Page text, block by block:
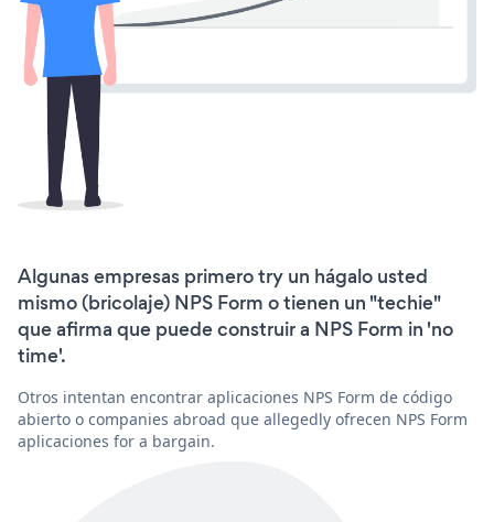
Algunas empresas primero try un hágalo usted
mismo (bricolaje) NPS Form o tienen un "techie"
que afirma que puede construir a NPS Form in 'no
time'.
Otros intentan encontrar aplicaciones NPS Form de código
abierto o companies abroad que allegedly ofrecen NPS Form
aplicaciones for a bargain.